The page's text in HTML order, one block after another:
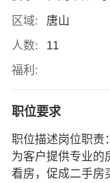
区域:
唐山
人数:
11
福利:
职位要求
职位描述岗位职责
为客户提供专业的
看房，促成二手房